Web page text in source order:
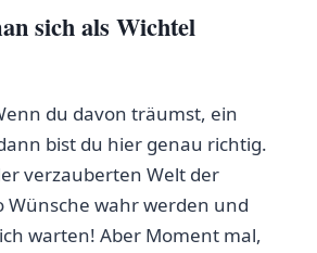
sich ​als Wichtel
du davon träumst, ein
bist du hier genau richtig.
verzauberten Welt der
Wünsche wahr werden und
warten! Aber Moment mal,